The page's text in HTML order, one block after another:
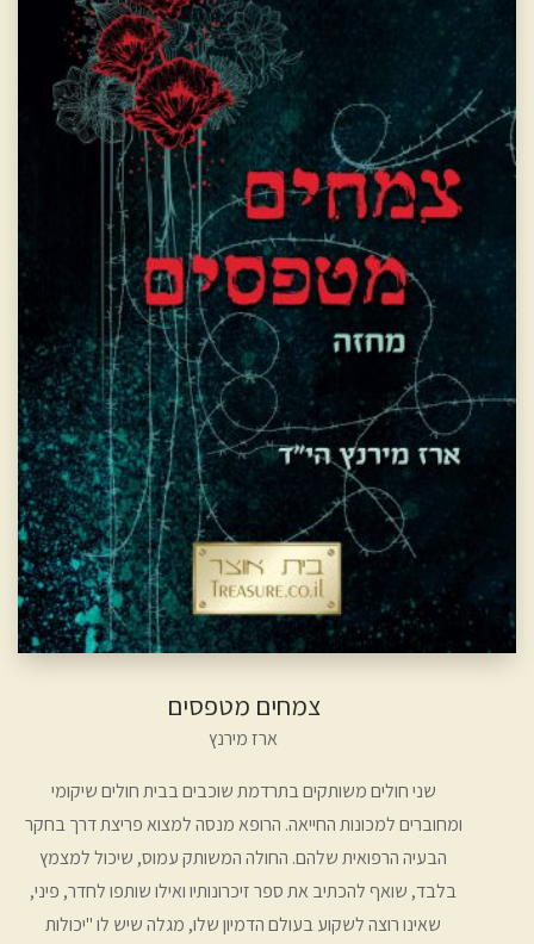
צמחים מטפסים
ארז מירנץ
שני חולים משותקים בתרדמת שוכבים בבית חולים שיקומי
ומחוברים למכונות החייאה. הרופא מנסה למצוא פריצת דרך בחקר
הבעיה הרפואית שלהם. החולה המשותק עמוס, שיכול למצמץ
בלבד, שואף להכתיב את ספר זיכרונותיו ואילו שותפו לחדר, פיני,
שאינו רוצה לשקוע בעולם הדמיון שלו, מגלה שיש לו "יכולות